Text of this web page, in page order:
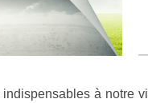
indispensables à notre